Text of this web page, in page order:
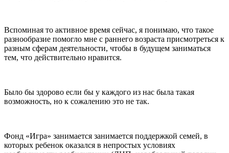
Вспоминая то активное время сейчас, я понимаю, что такое
разнообразие помогло мне с раннего возраста присмотреться к
разным сферам деятельности, чтобы в будущем заниматься
тем, что действительно нравится.
Было бы здорово если бы у каждого из нас была такая
возможность, но к сожалению это не так.
Фонд «Игра» занимается занимается поддержкой семей, в
которых ребенок оказался в непростых условиях